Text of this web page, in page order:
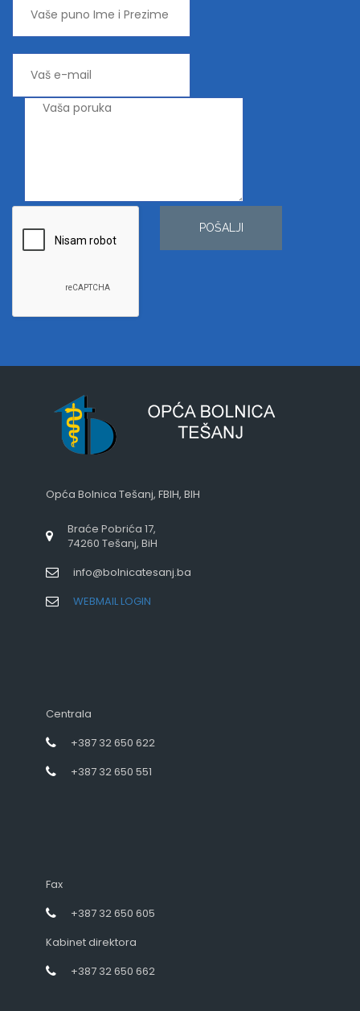
POŠALJI
Opća Bolnica Tešanj, FBIH, BIH
Braće Pobrića 17,
74260 Tešanj, BiH
info@bolnicatesanj.ba
WEBMAIL LOGIN
Centrala
+387 32 650 622
+387 32 650 551
Fax
+387 32 650 605
Kabinet direktora
+387 32 650 662